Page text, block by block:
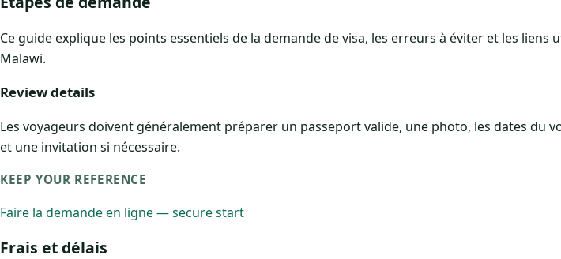
Ce guide explique les points essentiels de la demande de visa, les erreurs à éviter et les
Malawi.
Review details
Les voyageurs doivent généralement préparer un passeport valide, une photo, les dates du
et une invitation si nécessaire.
KEEP YOUR REFERENCE
Faire la demande en ligne — secure start
Frais et délais